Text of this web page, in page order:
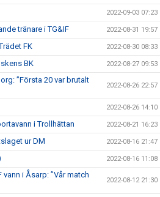
2022-09-03 07:23
tränare i TG&IF 2022-08-31 19:57
FK 2022-08-30 08:33
BK 2022-08-27 09:53
”Första 20 var brutalt
2022-08-26 22:57
2022-08-26 14:10
i Trollhättan 2022-08-21 16:23
ur DM 2022-08-16 21:47
2022-08-16 11:08
i Åsarp: ”Vår match
2022-08-12 21:30